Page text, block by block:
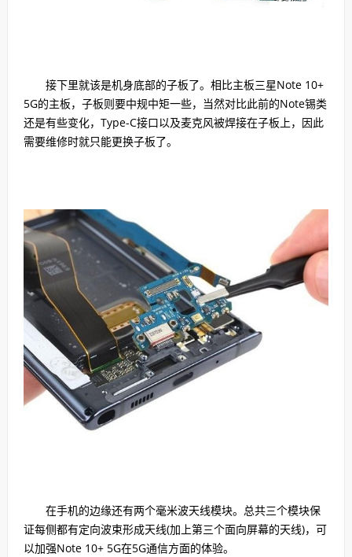
接下里就该是机身底部的子板了。相比主板三星Note 10+
5G的主板，子板则要中规中矩一些，当然对比此前的Note锡类
还是有些变化，Type-C接口以及麦克风被焊接在子板上，因此
需要维修时就只能更换子板了。
在手机的边缘还有两个毫米波天线模块。总共三个模块保
证每侧都有定向波束形成天线(加上第三个面向屏幕的天线)，可
以加强Note 10+ 5G在5G通信方面的体验。